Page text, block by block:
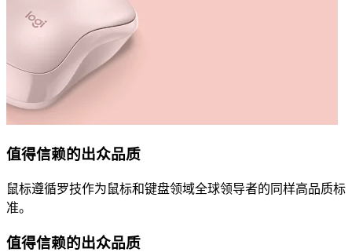
值得信赖的出众品质
鼠标遵循罗技作为鼠标和键盘领域全球领导者的同样高品质标
准。
值得信赖的出众品质